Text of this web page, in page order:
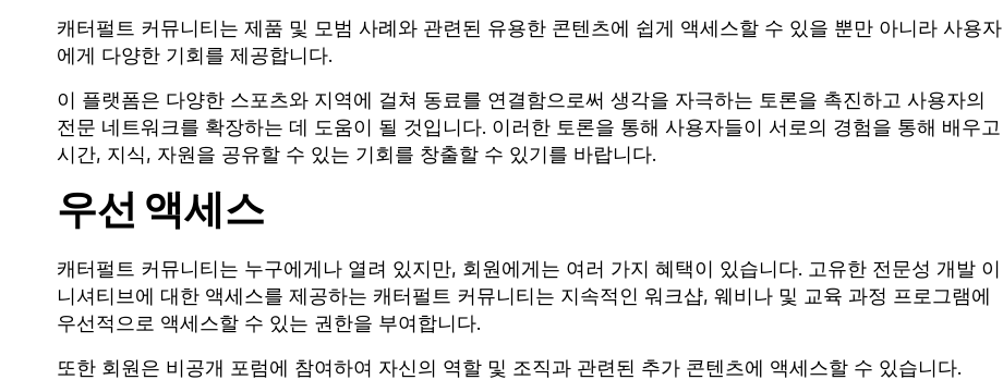
캐터펄트 커뮤니티는 제품 및 모범 사례와 관련된 유용한 콘텐츠에 쉽게 액세스할 수 있을 뿐만 아니라 사용자
에게 다양한 기회를 제공합니다.
이 플랫폼은 다양한 스포츠와 지역에 걸쳐 동료를 연결함으로써 생각을 자극하는 토론을 촉진하고 사용자의
전문 네트워크를 확장하는 데 도움이 될 것입니다. 이러한 토론을 통해 사용자들이 서로의 경험을 통해 배우고
시간, 지식, 자원을 공유할 수 있는 기회를 창출할 수 있기를 바랍니다.
우선 액세스
캐터펄트 커뮤니티는 누구에게나 열려 있지만, 회원에게는 여러 가지 혜택이 있습니다. 고유한 전문성 개발 이
니셔티브에 대한 액세스를 제공하는 캐터펄트 커뮤니티는 지속적인 워크샵, 웨비나 및 교육 과정 프로그램에
우선적으로 액세스할 수 있는 권한을 부여합니다.
또한 회원은 비공개 포럼에 참여하여 자신의 역할 및 조직과 관련된 추가 콘텐츠에 액세스할 수 있습니다.